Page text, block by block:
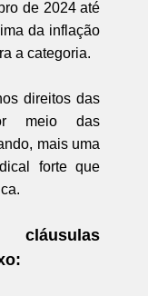
de 2024 até
da inflação
a categoria.
direitos das
meio das
mais uma
forte que